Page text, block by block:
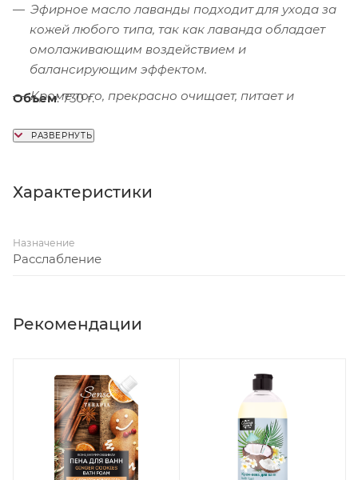
Эфирное масло лаванды подходит для ухода за
кожей любого типа, так как лаванда обладает
омолаживающим воздействием и
балансирующим эффектом.
Кроме того, прекрасно очищает, питает и
Объем: 730 г.
Характеристики
Назначение
Расслабление
Рекомендации